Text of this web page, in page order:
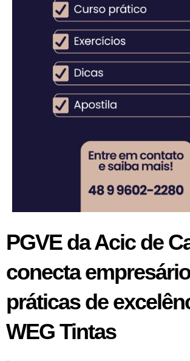
PGVE da Acic de
conecta
práticas de
WEG Tintas